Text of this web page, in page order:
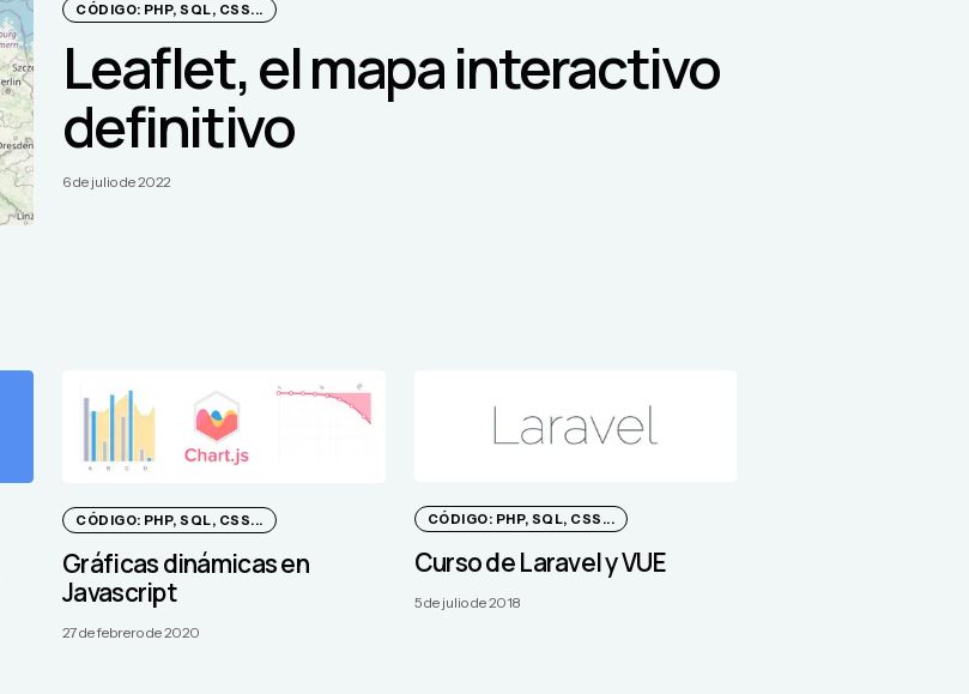
CÓDIGO: PHP, SQL, CSS...
Leaflet, el mapa interactivo
definitivo
6 de julio de 2022
CÓDIGO: PHP, SQL, CSS...
Gráficas dinámicas en
Javascript
27 de febrero de 2020
CÓDIGO: PHP, SQL, CSS...
Curso de Laravel y VUE
5 de julio de 2018